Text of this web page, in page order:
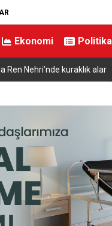
Ekonomi Politika
Su seviyesinde tarihi düşüş